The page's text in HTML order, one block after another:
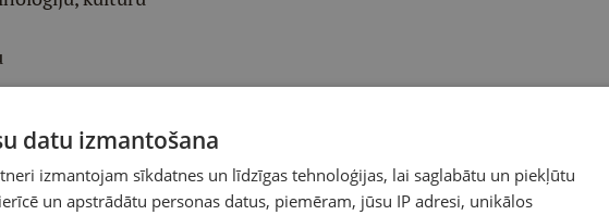
datu izmantošana
izmantojam sīkdatnes un līdzīgas tehnoloģijas, lai saglabātu un piekļūtu
un apstrādātu personas datus, piemēram, jūsu IP adresi, unikālos